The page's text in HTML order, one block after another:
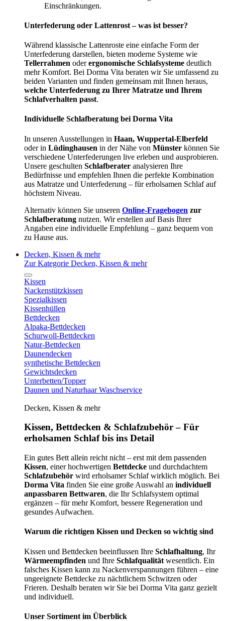
Einschränkungen.
Unterfederung oder Lattenrost – was ist besser?
Während klassische Lattenroste eine einfache Form der
Unterfederung darstellen, bieten moderne Systeme wie
Tellerrahmen oderergonomische Schlafsysteme deutlich
mehr Komfort. Bei Dorma Vita beraten wir Sie umfassend zu
beiden Varianten und finden gemeinsam mit Ihnen heraus,
welche Unterfederung zu Ihrer Matratze und Ihrem
Schlafverhalten passt.
Individuelle Schlafberatung bei Dorma Vita
In unseren Ausstellungen in Haan, Wuppertal-Elberfeld
oder in Lüdinghausen in der Nähe von Münster können Sie
verschiedene Unterfederungen live erleben und ausprobieren.
Unsere geschulten Schlafberater analysieren Ihre
Bedürfnisse und empfehlen Ihnen die perfekte Kombination
aus Matratze und Unterfederung – für erholsamen Schlaf auf
höchstem Niveau.
Alternativ können Sie unseren Online-Fragebogen zur
Schlafberatung nutzen. Wir erstellen auf Basis Ihrer
Angaben eine individuelle Empfehlung – ganz bequem von
zu Hause aus.
Decken, Kissen & mehr
Zur Kategorie Decken, Kissen & mehr
Kissen
Nackenstützkissen
Spezialkissen
Kissenhüllen
Bettdecken
Alpaka-Bettdecken
Schurwoll-Bettdecken
Natur-Bettdecken
Daunendecken
synthetische Bettdecken
Gewichtsdecken
Unterbetten/Topper
Daunen und Naturhaar Waschservice
Decken, Kissen & mehr
Kissen, Bettdecken & Schlafzubehör – Für
erholsamen Schlaf bis ins Detail
Ein gutes Bett allein reicht nicht – erst mit dem passenden
Kissen, einer hochwertigen Bettdecke und durchdachtem
Schlafzubehör wird erholsamer Schlaf wirklich möglich. Bei
Dorma Vita finden Sie eine große Auswahl an individuell
anpassbaren Bettwaren, die Ihr Schlafsystem optimal
ergänzen – für mehr Komfort, bessere Regeneration und
gesundes Aufwachen.
Warum die richtigen Kissen und Decken so wichtig sind
Kissen und Bettdecken beeinflussen Ihre Schlafhaltung, Ihr
Wärmeempfinden und Ihre Schlafqualität wesentlich. Ein
falsches Kissen kann zu Nackenverspannungen führen – eine
ungeeignete Bettdecke zu nächtlichem Schwitzen oder
Frieren. Deshalb beraten wir Sie bei Dorma Vita ganz gezielt
und individuell.
Unser Sortiment im Überblick